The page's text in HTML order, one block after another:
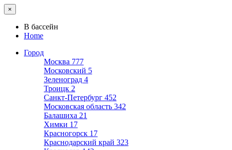
×
В бассейн
Home
Город
Москва 777
Московский 5
Зеленоград 4
Троицк 2
Санкт-Петербург 452
Московская область 342
Балашиха 21
Химки 17
Красногорск 17
Краснодарский край 323